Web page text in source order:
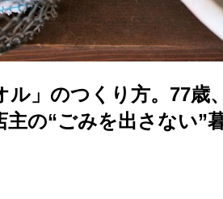
」のつくり方。77歳
の“ごみを出さない”